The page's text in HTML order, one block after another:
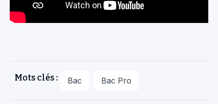
Mots clés : Bac Bac Pro